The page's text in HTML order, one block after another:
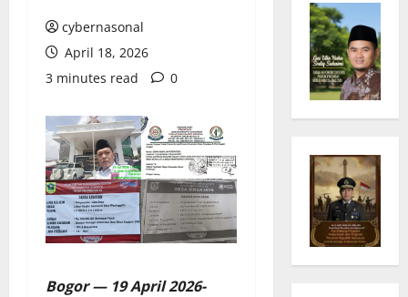
cybernasonal
April 18, 2026
3 minutes read
0
Bogor — 19 April 2026-